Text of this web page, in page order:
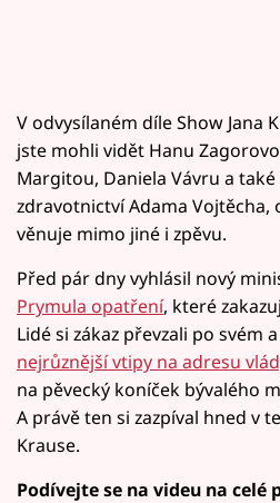
V odvysílaném díle Show Jana
jste mohli vidět Hanu
Margitou, Daniela Vávru a
zdravotnictví Adama Vojtěcha,
věnuje mimo jiné i zpěvu.
Před pár dny vyhlásil nový
Prymula opatření, které
Lidé si zákaz převzali po svém
nejrůznější vtipy na adresu
na pěvecký koníček bývalého
A právě ten si zazpíval hned v
Krause.
Podívejte se na videu na celé